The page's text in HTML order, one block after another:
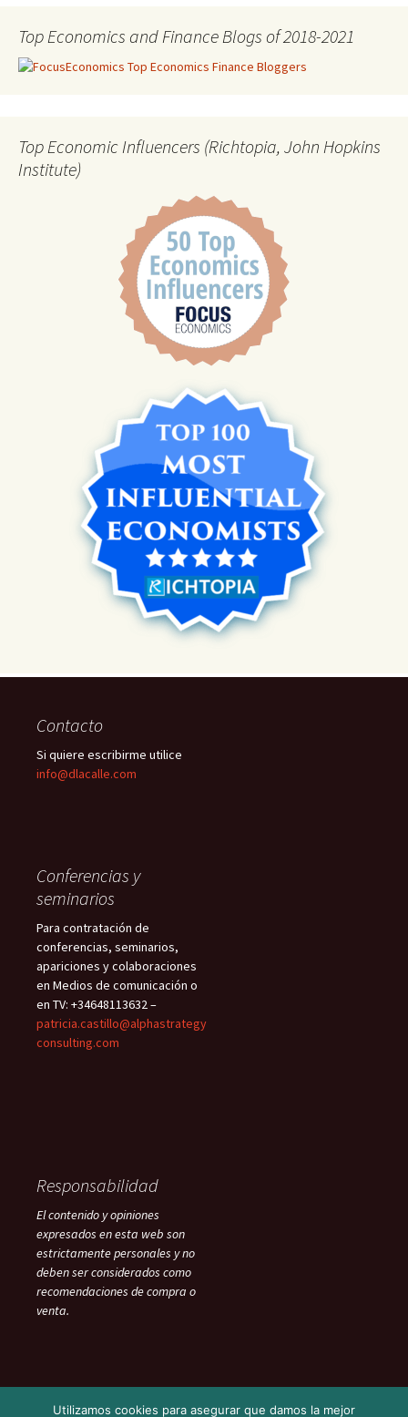
Top Economics and Finance Blogs of 2018-2021
Top Economic Influencers (Richtopia, John Hopkins
Institute)
Contacto
Si quiere escribirme utilice
info@dlacalle.com
Conferencias y
seminarios
Para contratación de
conferencias, seminarios,
apariciones y colaboraciones
en Medios de comunicación o
en TV: +34648113632 –
patricia.castillo@alphastrategy
consulting.com
Responsabilidad
El contenido y opiniones
expresados en esta web son
estrictamente personales y no
deben ser considerados como
recomendaciones de compra o
venta.
Utilizamos cookies para asegurar que damos la mejor